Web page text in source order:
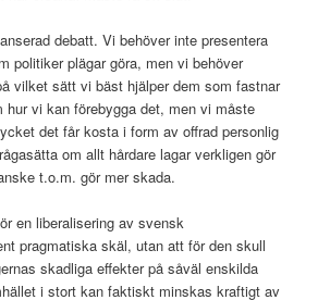
debatt. Vi behöver inte presentera
politiker plägar göra, men vi behöver
vilket sätt vi bäst hjälper dem som fastnar
vi kan förebygga det, men vi måste
det får kosta i form av offrad personlig
om allt hårdare lagar verkligen gör
t.o.m. gör mer skada.
en liberalisering av svensk
pragmatiska skäl, utan att för den skull
skadliga effekter på såväl enskilda
i stort kan faktiskt minskas kraftigt av